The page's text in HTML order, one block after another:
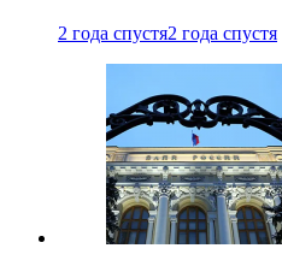
2 года спустя2 года спустя